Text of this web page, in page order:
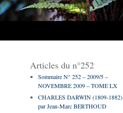
Articles du n°252
Sommaire N° 252 – 2009/5 –
NOVEMBRE 2009 – TOME LX
CHARLES DARWIN (1809-1882)
par Jean-Marc BERTHOUD